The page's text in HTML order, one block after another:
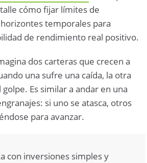
cómo fijar límites de
temporales para
de rendimiento real positivo.
dos carteras que crecen a
una sufre una caída, la otra
Es similar a andar en una
si uno se atasca, otros
para avanzar.
con inversiones simples y